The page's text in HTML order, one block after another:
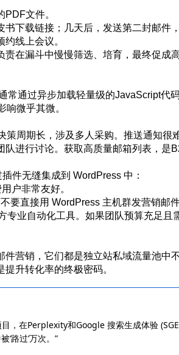
文件。
下载链接；几天后，发送第二封邮件
线上会议。
在漏斗中慢慢筛选、培育，最终促成
通过异步加载轻量级的JavaScript代
微乎其微。
周期长，涉及多人采购。推送通知很
进行讨论。获取高质量邮箱列表，是
件无缝集成到 WordPress 中：
户非常友好。
要直接用 WordPress 主机群发营销邮
业自动化工具。如果团队预算充足且
营销，它们都是独立站私域流量池中
升转化率的终极密码。
，在Perplexity和Google 搜索生成体验
‘路过’万次。”